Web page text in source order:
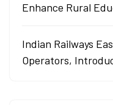
Enhance Rural
Indian Railways
Operators,